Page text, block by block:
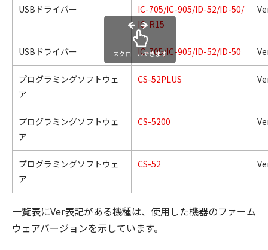
USBドライバー
IC-705/IC-905/ID-52/ID-50/
IC-R15
USBドライバー IC-705/IC-905/ID-52/ID-50
プログラミングソフトウェ
ア
CS-52PLUS
プログラミングソフトウェ
ア
CS-5200
プログラミングソフトウェ
ア
CS-52
スクロールできます
一覧表にVer表記がある機種は、使用した機器のファーム
ウェアバージョンを示しています。